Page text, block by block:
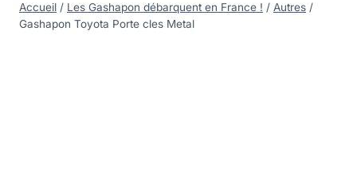
Accueil / Les Gashapon débarquent en France ! / Autres /
Gashapon Toyota Porte cles Metal